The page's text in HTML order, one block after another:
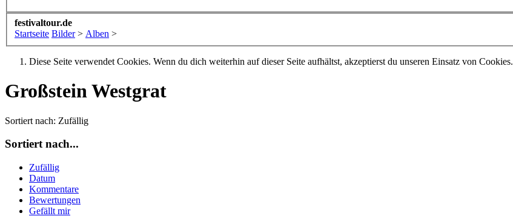
festivaltour.de
Startseite Bilder > Alben >
Diese Seite verwendet Cookies. Wenn du dich weiterhin auf dieser Seite aufhältst, akzeptierst du unseren Einsatz von Cookies.
Großstein Westgrat
Sortiert nach: Zufällig
Sortiert nach...
Zufällig
Datum
Kommentare
Bewertungen
Gefällt mir